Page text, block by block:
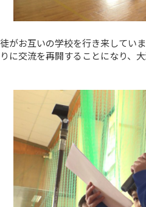
がお互いの学校を行き来してい
に交流を再開することになり、